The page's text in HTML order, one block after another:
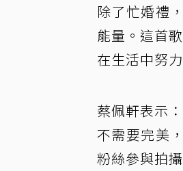
除了忙婚禮
能量。這首
在生活中努
蔡佩軒表示
不需要完美
粉絲參與拍